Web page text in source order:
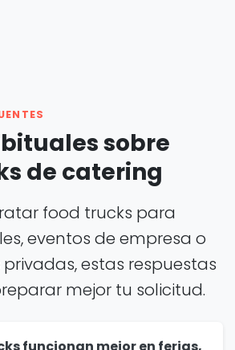
sobre
de catering
food trucks para
eventos de empresa o
estas respuestas
mejor tu solicitud.